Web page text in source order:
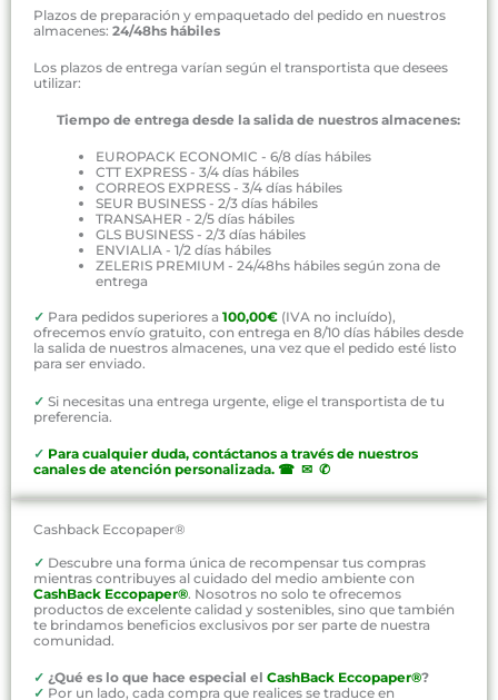
Plazos de preparación y empaquetado del pedido en nuestros
almacenes: 24/48hs hábiles
Los plazos de entrega varían según el transportista que desees
utilizar:
Tiempo de entrega desde la salida de nuestros almacenes:
EUROPACK ECONOMIC - 6/8 días hábiles
CTT EXPRESS - 3/4 días hábiles
CORREOS EXPRESS - 3/4 días hábiles
SEUR BUSINESS - 2/3 días hábiles
TRANSAHER - 2/5 días hábiles
GLS BUSINESS - 2/3 días hábiles
ENVIALIA - 1/2 días hábiles
ZELERIS PREMIUM - 24/48hs hábiles según zona de
entrega
✓ Para pedidos superiores a 100,00€ (IVA no incluído),
ofrecemos envío gratuito, con entrega en 8/10 días hábiles desde
la salida de nuestros almacenes, una vez que el pedido esté listo
para ser enviado.
✓ Si necesitas una entrega urgente, elige el transportista de tu
preferencia.
✓ Para cualquier duda, contáctanos a través de nuestros
canales de atención personalizada. ☎ ✉ ✆
Cashback Eccopaper®
✓ Descubre una forma única de recompensar tus compras
mientras contribuyes al cuidado del medio ambiente con
CashBack Eccopaper®. Nosotros no solo te ofrecemos
productos de excelente calidad y sostenibles, sino que también
te brindamos beneficios exclusivos por ser parte de nuestra
comunidad.
✓ ¿Qué es lo que hace especial el CashBack Eccopaper®?
✓ Por un lado, cada compra que realices se traduce en